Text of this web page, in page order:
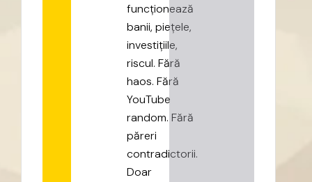
funcționează
banii, piețele,
investițiile,
riscul. Fără
haos. Fără
YouTube
random. Fără
păreri
contradictorii.
Doar